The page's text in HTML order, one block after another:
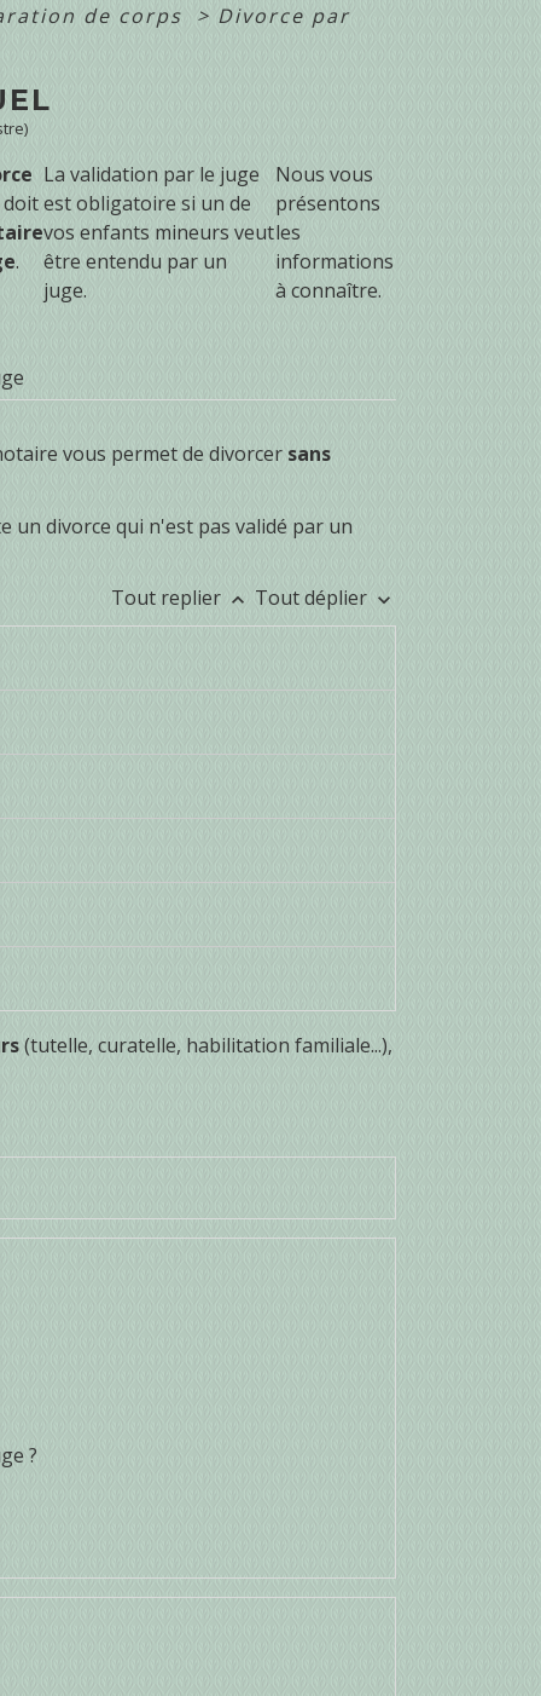
de corps > Divorce par
.
La validation par le juge
est obligatoire si un de
vos enfants mineurs veut
être entendu par un
juge.
Nous vous
présentons
les
informations
à connaître.
vous permet de divorcer sans
un divorce qui n'est pas validé par un
Tout replier keyboard_arrow_up Tout déplier keyboard_arrow_down
(tutelle, curatelle, habilitation familiale...),
?